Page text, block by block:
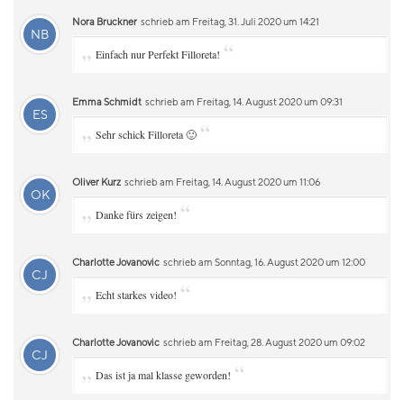
NB
Nora Bruckner schrieb am Freitag, 31. Juli 2020 um 14:21
„ Einfach nur Perfekt Filloreta! “
ES
Emma Schmidt schrieb am Freitag, 14. August 2020 um 09:31
„ Sehr schick Filloreta 🙂 “
OK
Oliver Kurz schrieb am Freitag, 14. August 2020 um 11:06
„ Danke fürs zeigen! “
CJ
Charlotte Jovanovic schrieb am Sonntag, 16. August 2020 um 12:00
„ Echt starkes video! “
CJ
Charlotte Jovanovic schrieb am Freitag, 28. August 2020 um 09:02
„ Das ist ja mal klasse geworden! “